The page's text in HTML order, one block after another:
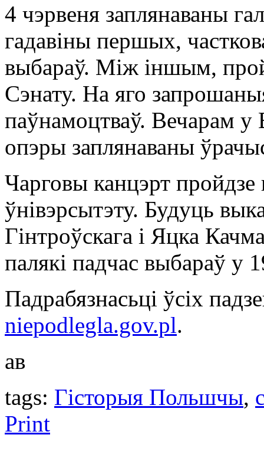
4 чэрвеня заплянаваны
гадавіны першых,
выбараў. Між іншым,
Сэнату. На яго
паўнамоцтваў. Вечарам у
опэры заплянаваны
Чарговы канцэрт
ўнівэрсытэту. Будуць
Гінтроўскага і Яцка
палякі падчас выбараў у
Падрабязнасьці ўсіх
niepodlegla.gov.pl.
ав
tags: Гісторыя Польшчы,
Print